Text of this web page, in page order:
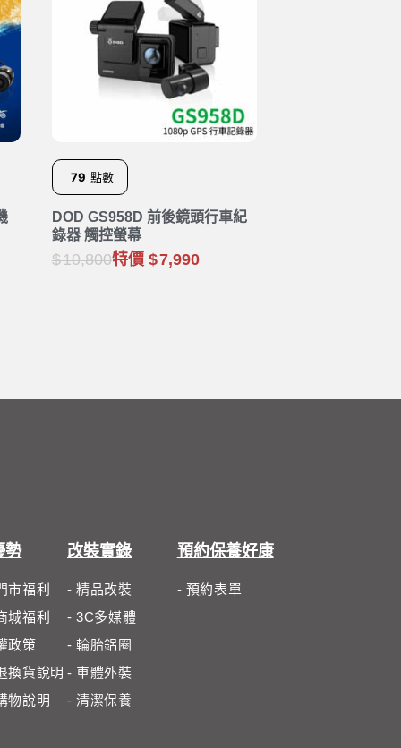
79 點數
DOD GS958D 前後鏡頭行車紀
錄器 觸控螢幕
10,800特價 7,990
勢
市福利
城福利
政策
換貨說明
物說明
改裝實錄
- 精品改裝
- 3C多媒體
- 輪胎鋁圈
- 車體外裝
- 清潔保養
預約保養好康
- 預約表單